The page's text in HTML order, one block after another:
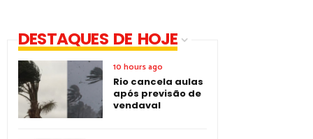
DESTAQUES DE HOJE
10 hours ago
Rio cancela aulas
após previsão de
vendaval